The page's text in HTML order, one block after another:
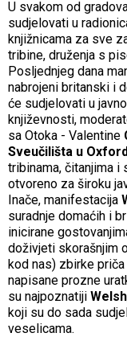
U svakom od
sudjelovati u
knjižnicama za sve
tribine, druženja s
Posljednjeg dana
nabrojeni britanski i
će sudjelovati u
književnosti,
sa Otoka - Valentine
Sveučilišta u
tribinama, čitanjima
otvoreno za široku
Inače, manifestacija
suradnje domaćih i
inicirane
doživjeti skorašnjim
kod nas) zbirke
napisane prozne
su najpoznatiji Welsh
koji su do sada
veselicama.